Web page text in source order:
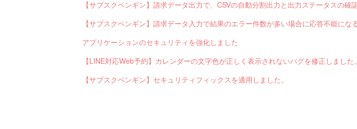
アプリケーションのセキュリティを強化しました
【LINE対応Web予約】カレンダーの文字色が正しく表示されないバグを修正しました。
【サブスクペンギン】セキュリティフィックスを適用しました。